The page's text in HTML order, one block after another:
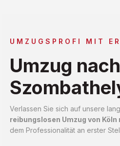
UMZUGSPROFI MIT
Umzug nach
Verlassen Sie sich auf unsere
reibungslosen Umzug von
dem Professionalität an erster